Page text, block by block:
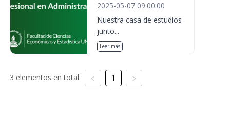
2025-05-07 09:00:00
Nuestra casa de estudios
junto...
Leer más
3 elementos en total: 1